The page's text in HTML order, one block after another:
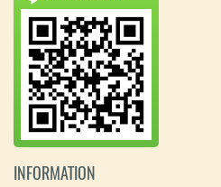
INFORMATION